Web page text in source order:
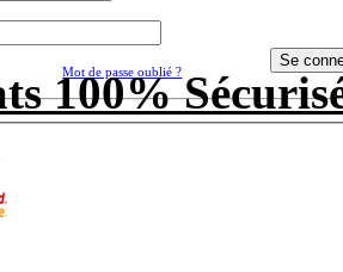
Mot de passe oublié ?
100%